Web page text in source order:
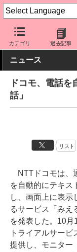
カテゴリ 過去記事
ケータイ Watch キャ
ニュース
ドコモ、電話
話」
リスト
NTTドコモは、
を自動的にテキス
し、画面上に表示
るサービス「みえ
を発表した。10月
トライアルサービ
提供し、モニター